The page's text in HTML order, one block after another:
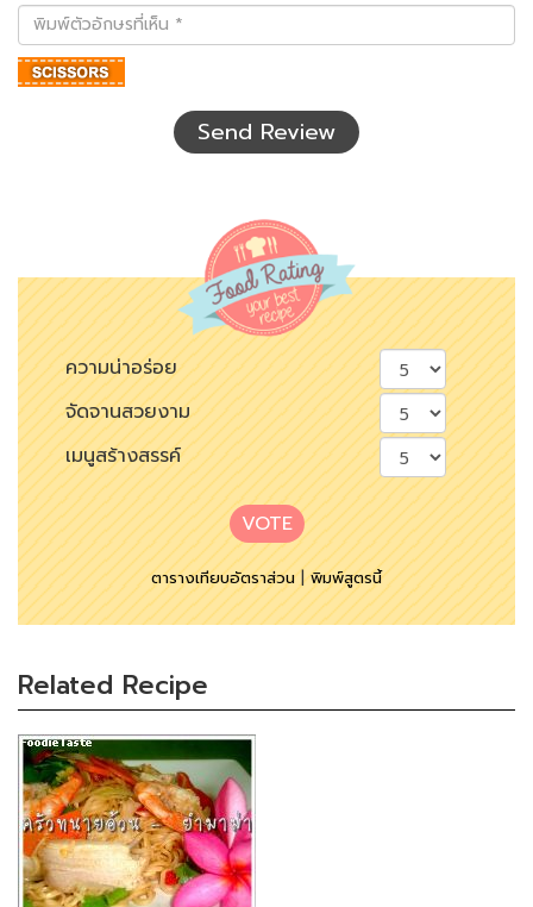
พิมพ์
ตัว
อักษร
ที่
Send Review
ความน่าอร่อย
จัดจานสวยงาม
เมนูสร้างสรรค์
VOTE
ตารางเทียบอัตราส่วน|พิมพ์สูตรนี้
Related Recipe